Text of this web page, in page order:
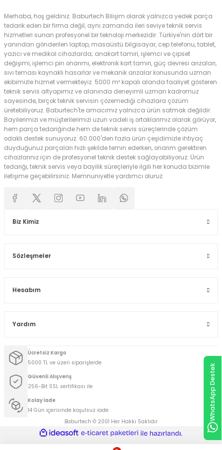
Merhaba, hoş geldiniz. Baburtech Bilişim olarak yalnızca yedek parça
tedarik eden bir firma değil, aynı zamanda ileri seviye teknik servis
hizmetleri sunan profesyonel bir teknoloji merkezidir. Türkiye'nin dört bir
yanından gönderilen laptop, masaüstü bilgisayar, cep telefonu, tablet,
yazıcı ve medikal cihazlarda; anakart tamiri, işlemci ve çipset
değişimi, işlemci pin onarımı, elektronik kart tamiri, güç devresi arızaları,
sıvı teması kaynaklı hasarlar ve mekanik arızalar konusunda uzman
ekibimizle hizmet vermekteyiz. 5000 m² kapalı alanda faaliyet gösteren
teknik servis altyapımız ve alanında deneyimli uzman kadromuz
sayesinde, birçok teknik servisin çözemediği cihazlara çözüm
üretebiliyoruz. Baburtech'te amacımız yalnızca ürün satmak değildir.
Bayilerimizi ve müşterilerimizi uzun vadeli iş ortaklarımız olarak görüyor,
hem parça tedariğinde hem de teknik servis süreçlerinde çözüm
odaklı destek sunuyoruz. 60.000'den fazla ürün çeşidimizle ihtiyaç
duyduğunuz parçaları hızlı şekilde temin ederken, onarım gerektiren
cihazlarınız için de profesyonel teknik destek sağlayabiliyoruz. Ürün
tedariği, teknik servis veya bayilik süreçleriyle ilgili her konuda bizimle
iletişime geçebilirsiniz. Memnuniyetle yardımcı oluruz.
Biz Kimiz
Sözleşmeler
Hesabım
Yardım
Ücretsiz Kargo
5000 TL ve üzeri siparişlerde
Güvenli Alışveriş
256-Bit SSL sertifikası ile
Kolay İade
14 Gün içerisinde koşulsuz iade
Baburtech © 2001 Her Hakkı Saklıdır
WhatsApp Destek
ideasoft
e-
hazırlandı.